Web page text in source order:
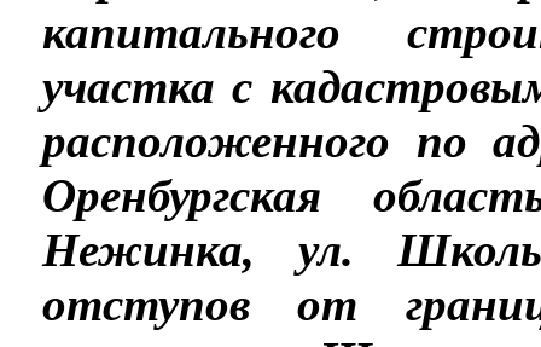
капитального
участка с
расположенного по
Оренбургская
Нежинка, ул.
отступов от